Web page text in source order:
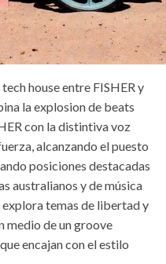
house entre FISHER y
la explosion de beats
con la distintiva voz
alcanzando el puesto
posiciones destacadas
australianos y de música
temas de libertad y
medio de un groove
encajan con el estilo